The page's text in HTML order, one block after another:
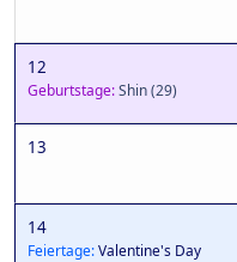
12
Geburtstage:Shin(29)
13
14
Feiertage:Valentine's Day